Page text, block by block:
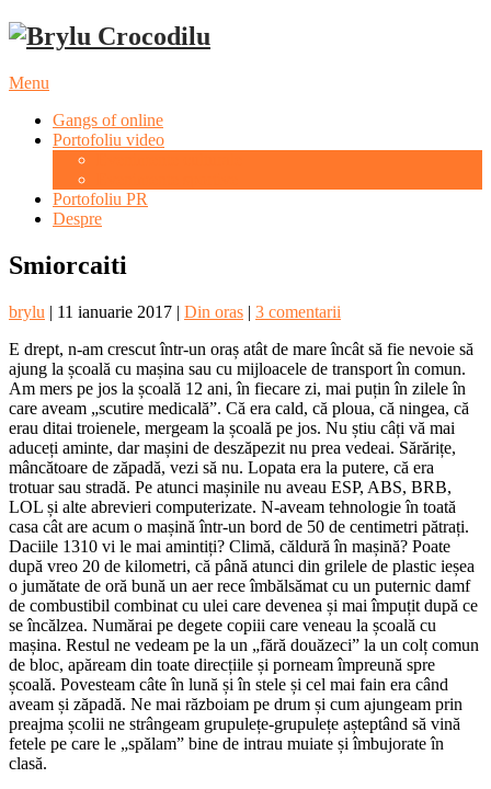
Menu
Gangs of online
Portofoliu video
Portofoliu PR
Despre
Smiorcaiti
brylu | 11 ianuarie 2017 | Din oras | 3 comentarii
E drept, n-am crescut într-un oraș atât de mare încât să fie nevoie să
ajung la școală cu mașina sau cu mijloacele de transport în comun.
Am mers pe jos la școală 12 ani, în fiecare zi, mai puțin în zilele în
care aveam „scutire medicală”. Că era cald, că ploua, că ningea, că
erau ditai troienele, mergeam la școală pe jos. Nu știu câți vă mai
aduceți aminte, dar mașini de deszăpezit nu prea vedeai. Sărărițe,
mâncătoare de zăpadă, vezi să nu. Lopata era la putere, că era
trotuar sau stradă. Pe atunci mașinile nu aveau ESP, ABS, BRB,
LOL și alte abrevieri computerizate. N-aveam tehnologie în toată
casa cât are acum o mașină într-un bord de 50 de centimetri pătrați.
Daciile 1310 vi le mai amintiți? Climă, căldură în mașină? Poate
după vreo 20 de kilometri, că până atunci din grilele de plastic ieșea
o jumătate de oră bună un aer rece îmbălsămat cu un puternic damf
de combustibil combinat cu ulei care devenea și mai împuțit după ce
se încălzea. Numărai pe degete copiii care veneau la școală cu
mașina. Restul ne vedeam pe la un „fără douăzeci” la un colț comun
de bloc, apăream din toate direcțiile și porneam împreună spre
școală. Povesteam câte în lună și în stele și cel mai fain era când
aveam și zăpadă. Ne mai războiam pe drum și cum ajungeam prin
preajma școlii ne strângeam grupulețe-grupulețe așteptând să vină
fetele pe care le „spălam” bine de intrau muiate și îmbujorate în
clasă.